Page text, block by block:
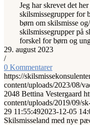
Jeg har skrevet det
skilsmissegrupper for
børn om skilsmisse
skilsmissegrupper på
forskel for børn og
29. august 2023
/
0 Kommentarer
https://
content/uploads/2023/08/
2048 Bettina Vestergaard
content/uploads/2019/09/
29 11:55:492023-12-05
Skilsmisseland med nye